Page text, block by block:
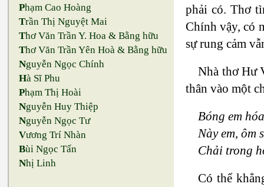
Phạm Cao Hoàng
Trần Thị Nguyệt Mai
Thơ Văn Trần Y. Hoa & Bằng hữu
Thơ Văn Trần Yên Hoà & Bằng hữu
Nguyễn Ngọc Chính
Hà Sĩ Phu
Phạm Thị Hoài
Nguyễn Huy Thiệp
Nguyễn Ngọc Tư
Vương Trí Nhàn
Bùi Ngọc Tấn
Nhị Linh
phải có. Thơ
Chính vậy, có
sự rung cảm
Nhà thơ Hư
thân vào một
Bóng em
Này em, ôm
Chải trong
Có thể